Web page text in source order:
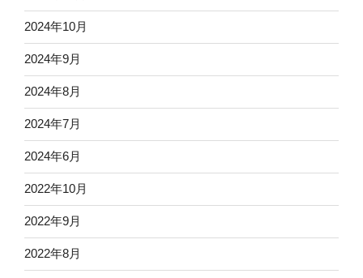
2024年10月
2024年9月
2024年8月
2024年7月
2024年6月
2022年10月
2022年9月
2022年8月